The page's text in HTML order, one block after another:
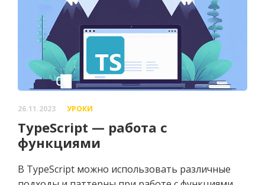
26.11.2023 УРОКИ
TypeScript — работа с
функциями
В TypeScript можно использовать различные